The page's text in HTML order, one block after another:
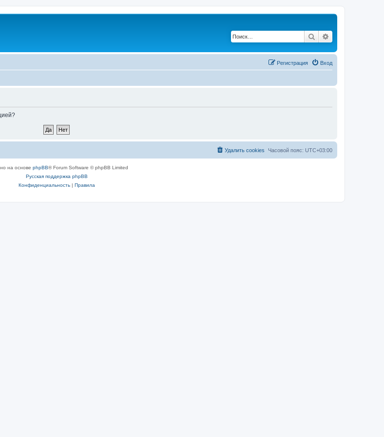
Поиск
Вход
Регистрация
Часовой пояс: UTC+03:00
Удалить cookies
на основе phpBB® Forum Software © phpBB Limited
Русская поддержка phpBB
Конфиденциальность| Правила